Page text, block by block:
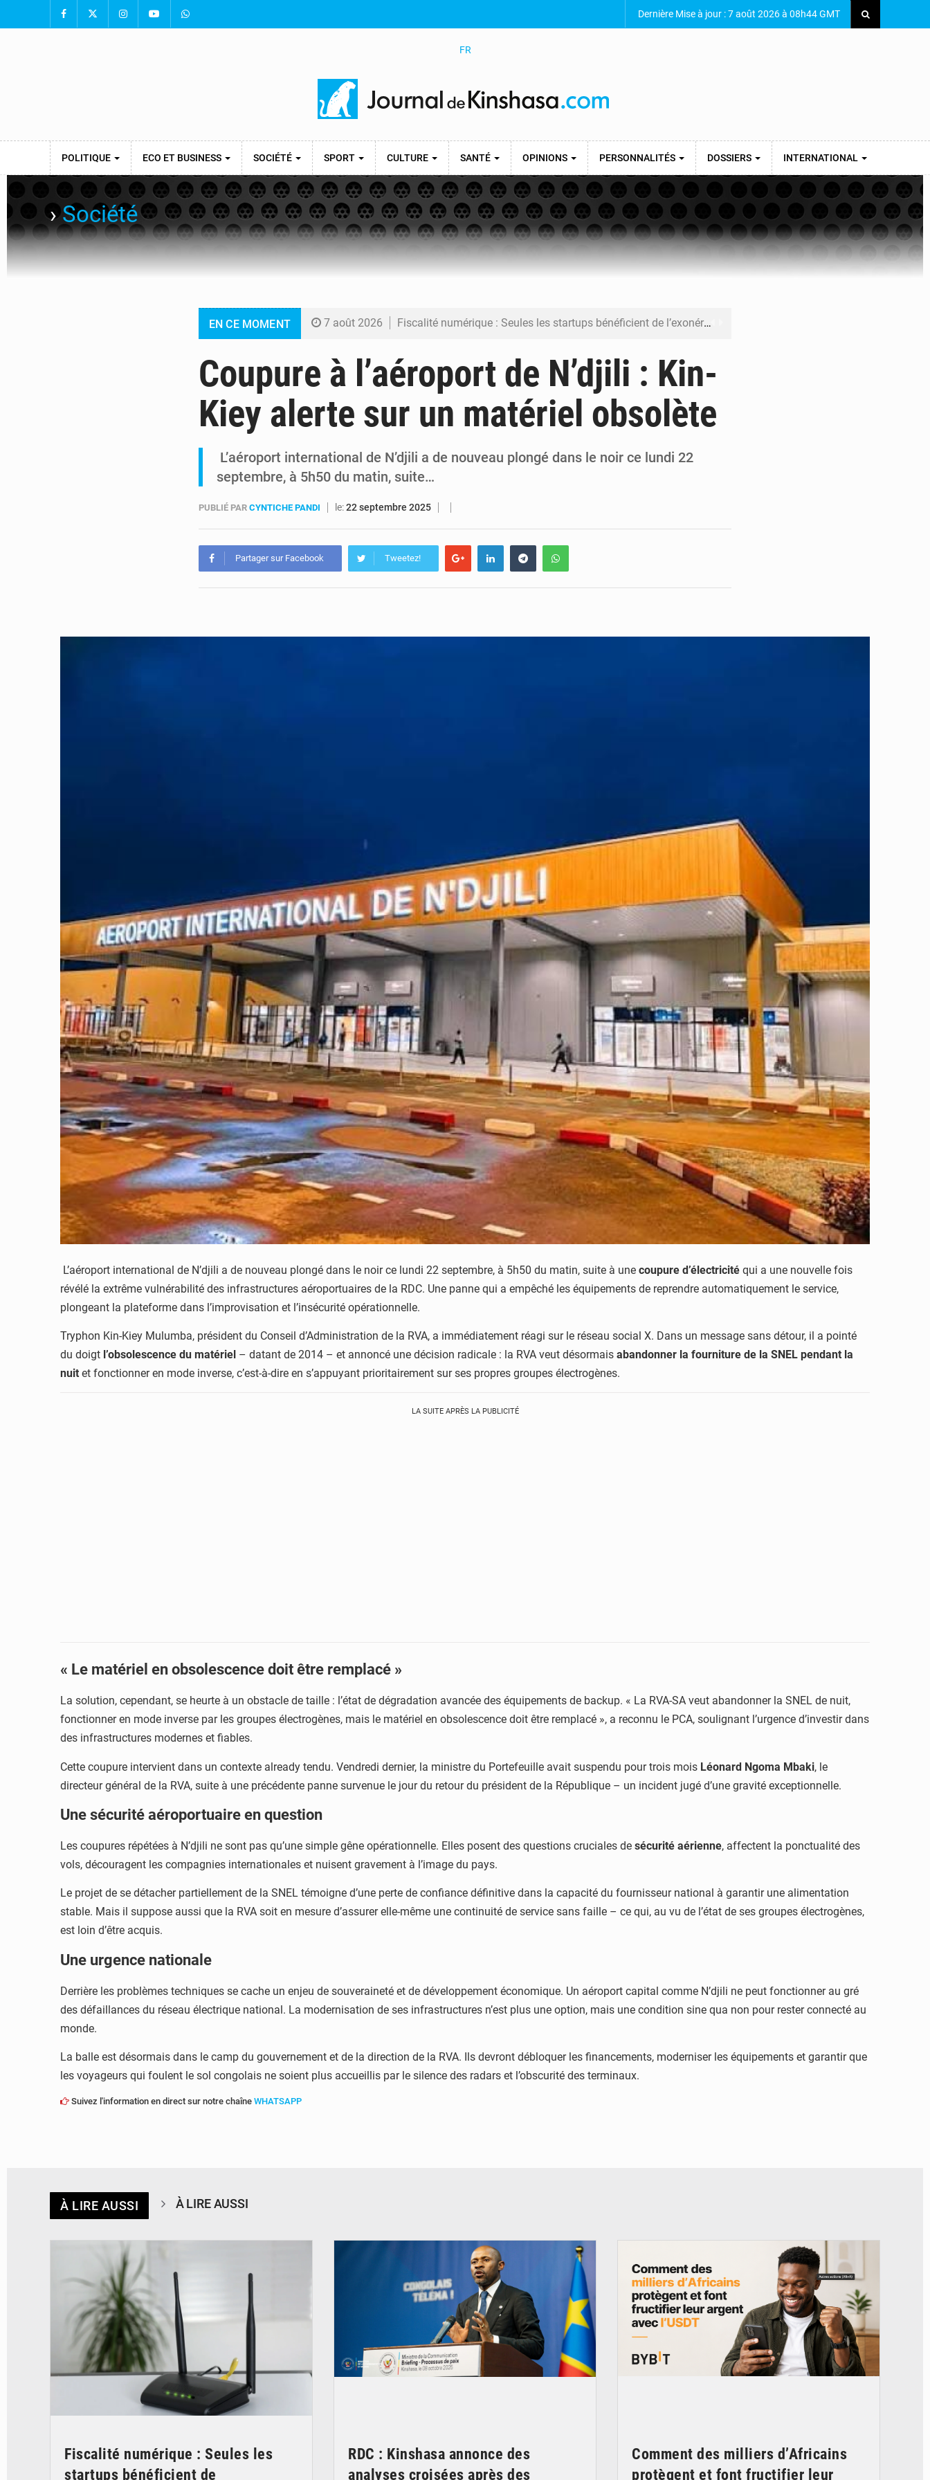
Dernière Mise à jour : 7 août 2026 à 08h44 GMT
FR
POLITIQUE ECO ET BUSINESS SOCIÉTÉ SPORT CULTURE SANTÉ OPINIONS PERSONNALITÉS DOSSIERS INTERNATIONAL
›Société
EN CE MOMENT 7 août 2026 Fiscalité numérique : Seules les startups bénéficient de l’exonération, mais l’arrêté interministériel reste en vigueur (Mise au point)
6 août 2026 Comment des milliers d’Africains protègent et font fructifier leur argent avec l’USDT
6 août 2026 RDC : Raïssa Malu lance les préparatifs d’une Table ronde nationale sur l’éducation inclusive des enfants handicapés
Coupure à l’aéroport de N’djili : Kin-
Kiey alerte sur un matériel obsolète
L’aéroport international de N’djili a de nouveau plongé dans le noir ce lundi 22
septembre, à 5h50 du matin, suite…
PUBLIÉ PAR CYNTICHE PANDI le:22 septembre 2025
Partager sur Facebook Tweetez!
L’aéroport international de N’djili a de nouveau plongé dans le noir ce lundi 22 septembre, à 5h50 du matin, suite à une coupure d’électricité qui a une nouvelle fois
révélé la extrême vulnérabilité des infrastructures aéroportuaires de la RDC. Une panne qui a empêché les équipements de reprendre automatiquement le service,
plongeant la plateforme dans l’improvisation et l’insécurité opérationnelle.
Tryphon Kin-Kiey Mulumba, président du Conseil d’Administration de la RVA, a immédiatement réagi sur le réseau social X. Dans un message sans détour, il a pointé
du doigt l’obsolescence du matériel – datant de 2014 – et annoncé une décision radicale : la RVA veut désormais abandonner la fourniture de la SNEL pendant la
nuit et fonctionner en mode inverse, c’est-à-dire en s’appuyant prioritairement sur ses propres groupes électrogènes.
LA SUITE APRÈS LA PUBLICITÉ
« Le matériel en obsolescence doit être remplacé »
La solution, cependant, se heurte à un obstacle de taille : l’état de dégradation avancée des équipements de backup. « La RVA-SA veut abandonner la SNEL de nuit,
fonctionner en mode inverse par les groupes électrogènes, mais le matériel en obsolescence doit être remplacé », a reconnu le PCA, soulignant l’urgence d’investir dans
des infrastructures modernes et fiables.
Cette coupure intervient dans un contexte already tendu. Vendredi dernier, la ministre du Portefeuille avait suspendu pour trois mois Léonard Ngoma Mbaki, le
directeur général de la RVA, suite à une précédente panne survenue le jour du retour du président de la République – un incident jugé d’une gravité exceptionnelle.
Une sécurité aéroportuaire en question
Les coupures répétées à N’djili ne sont pas qu’une simple gêne opérationnelle. Elles posent des questions cruciales de sécurité aérienne, affectent la ponctualité des
vols, découragent les compagnies internationales et nuisent gravement à l’image du pays.
Le projet de se détacher partiellement de la SNEL témoigne d’une perte de confiance définitive dans la capacité du fournisseur national à garantir une alimentation
stable. Mais il suppose aussi que la RVA soit en mesure d’assurer elle-même une continuité de service sans faille – ce qui, au vu de l’état de ses groupes électrogènes,
est loin d’être acquis.
Une urgence nationale
Derrière les problèmes techniques se cache un enjeu de souveraineté et de développement économique. Un aéroport capital comme N’djili ne peut fonctionner au gré
des défaillances du réseau électrique national. La modernisation de ses infrastructures n’est plus une option, mais une condition sine qua non pour rester connecté au
monde.
La balle est désormais dans le camp du gouvernement et de la direction de la RVA. Ils devront débloquer les financements, moderniser les équipements et garantir que
les voyageurs qui foulent le sol congolais ne soient plus accueillis par le silence des radars et l’obscurité des terminaux.
Suivez l'information en direct sur notre chaîne WHATSAPP
À LIRE AUSSI À LIRE AUSSI
Fiscalité numérique : Seules les
startups bénéficient de
RDC : Kinshasa annonce des
analyses croisées après des
Comment des milliers d’Africains
protègent et font fructifier leur